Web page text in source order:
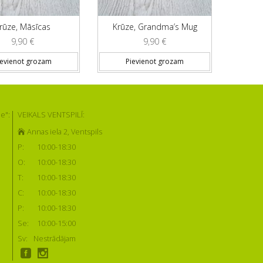
Māsīcas
9,90 €
grozam
Krūze, Grandma’s Mug
9,90 €
Pievienot grozam
VEIKALS VENTSPILĪ:
Annas iela 2, Ventspils
P:
10:00-18:30
O:
10:00-18:30
T:
10:00-18:30
C:
10:00-18:30
P:
10:00-18:30
Se:
10:00-15:00
Sv:
Nestrādājam